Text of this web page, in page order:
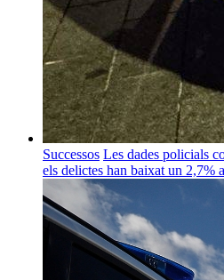
Successos Les dades policials
els delictes han baixat un 2,7%